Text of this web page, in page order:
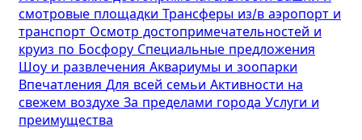
смотровые площадки Трансферы из/в аэропорт и
транспорт Осмотр достопримечательностей и
круиз по Босфору Специальные предложения
Шоу и развлечения Аквариумы и зоопарки
Впечатления Для всей семьи Активности на
свежем воздухе За пределами города Услуги и
преимущества